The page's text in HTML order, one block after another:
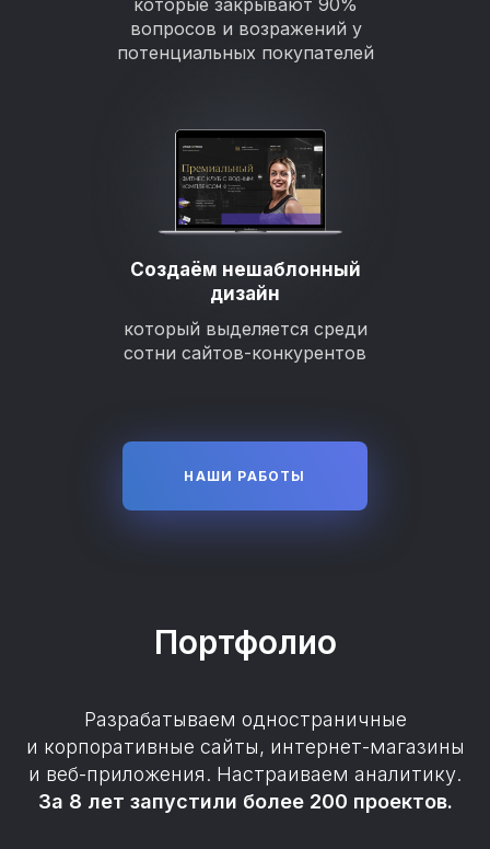
который выделяется среди
сотни сайтов-конкурентов
Создаём нешаблонный
дизайн
которые закрывают 90%
вопросов и возражений у
потенциальных покупателей
НАШИ РАБОТЫ
Портфолио
Разрабатываем одностраничные
и корпоративные сайты, интернет-магазины
и веб-приложения. Настраиваем аналитику.
За 8 лет запустили более 200 проектов.